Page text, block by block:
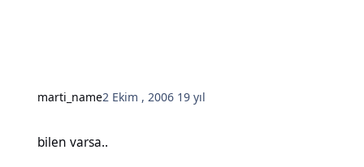
marti_name2 Ekim , 2006 19 yıl
bilen varsa..